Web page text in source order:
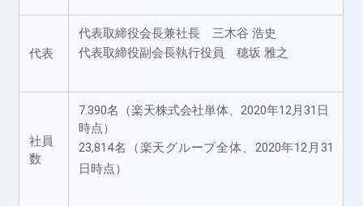
代表
代表取締役会長兼社長 三木谷 浩史
代表取締役副会長執行役員 穂坂 雅之
社員
数
7.390名（楽天株式会社単体、2020年12月31日
時点）
23,814名（楽天グループ全体、2020年12月31
日時点）